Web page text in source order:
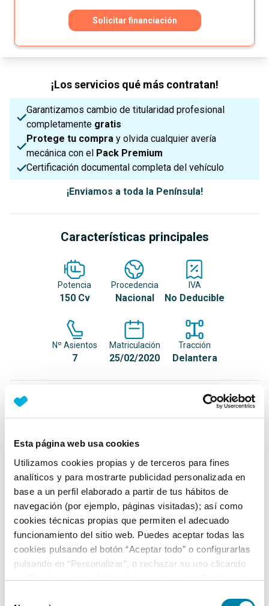
Esta página web usa cookies
Utilizamos cookies propias y de terceros para fines
analíticos y para mostrarte publicidad personalizada en
base a un perfil elaborado a partir de tus hábitos de
navegación (por ejemplo, páginas visitadas); así como
cookies técnicas propias que permiten el adecuado
funcionamiento del sitio web. Puedes aceptar todas las
cookies pulsando el botón “Aceptar todo” o configurarlas
pulsando en “Personalizar”, o rechazar su uso clicando
en “Rechazar todas”. Más información en laPolítica de
Solicitar financiación
¡Los servicios qué más contratan!
Garantizamos cambio de titularidad profesional
completamente gratis
Protege tu compra y olvida cualquier avería
mecánica con el Pack Premium
Certificación documental completa del vehículo
¡Enviamos a toda la Península!
Características principales
Potencia
150 Cv
Procedencia
Nacional
IVA
No Deducible
Nº Asientos
7
Matriculación
25/02/2020
Tracción
Delantera
Faros antiniebla LED
Luz diurna LED
+ Ver todos
Ficha técnica